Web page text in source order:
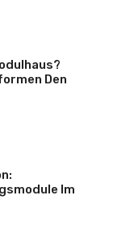
Den
Im